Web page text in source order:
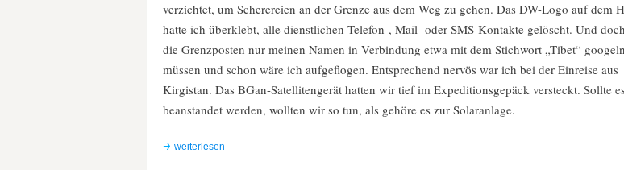
verzichtet, um Scherereien an der Grenze aus dem Weg zu gehen. Das DW-Logo auf dem
hatte ich überklebt, alle dienstlichen Telefon-, Mail- oder SMS-Kontakte gelöscht. Und
die Grenzposten nur meinen Namen in Verbindung etwa mit dem Stichwort „Tibet“ googeln
müssen und schon wäre ich aufgeflogen. Entsprechend nervös war ich bei der Einreise aus
Kirgistan. Das BGan-Satellitengerät hatten wir tief im Expeditionsgepäck versteckt. Sollte es
beanstandet werden, wollten wir so tun, als gehöre es zur Solaranlage.
weiterlesen